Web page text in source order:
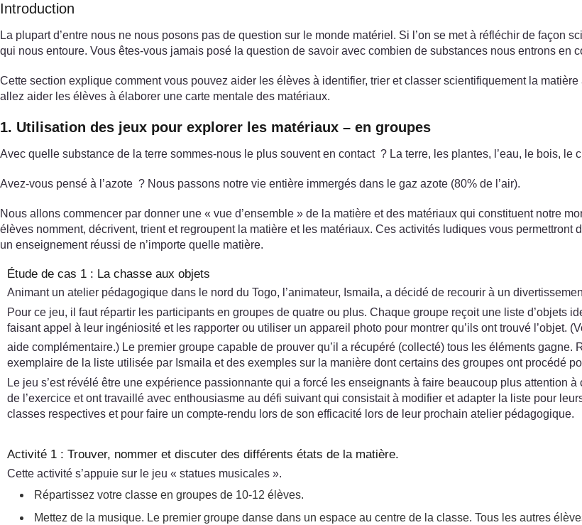
Introduction
La plupart d’entre nous ne nous posons pas de question sur le monde matériel. Si l’on se met à réfléchir de façon
qui nous entoure. Vous êtes-vous jamais posé la question de savoir avec combien de substances nous entrons en
Cette section explique comment vous pouvez aider les élèves à identifier, trier et classer scientifiquement la matière
allez aider les élèves à élaborer une carte mentale des matériaux.
1. Utilisation des jeux pour explorer les matériaux – en groupes
Avec quelle substance de la terre sommes-nous le plus souvent en contact ? La terre, les plantes, l’eau, le bois,
Avez-vous pensé à l’azote ? Nous passons notre vie entière immergés dans le gaz azote (80% de l’air).
Nous allons commencer par donner une « vue d’ensemble » de la matière et des matériaux qui constituent notre
élèves nomment, décrivent, trient et regroupent la matière et les matériaux. Ces activités ludiques vous
un enseignement réussi de n’importe quelle matière.
Étude de cas 1 : La chasse aux objets
Animant un atelier pédagogique dans le nord du Togo, l’animateur, Ismaila, a décidé de recourir à un
Pour ce jeu, il faut répartir les participants en groupes de quatre ou plus. Chaque groupe reçoit une liste d’objets
faisant appel à leur ingéniosité et les rapporter ou utiliser un appareil photo pour montrer qu’ils ont trouvé l’objet.
aide complémentaire.) Le premier groupe capable de prouver qu’il a récupéré (collecté) tous les éléments gagne.
exemplaire de la liste utilisée par Ismaila et des exemples sur la manière dont certains des groupes ont procédé
Le jeu s’est révélé être une expérience passionnante qui a forcé les enseignants à faire beaucoup plus attention
de l’exercice et ont travaillé avec enthousiasme au défi suivant qui consistait à modifier et adapter la liste pour
classes respectives et pour faire un compte-rendu lors de son efficacité lors de leur prochain atelier pédagogique.
Activité 1 : Trouver, nommer et discuter des différents états de la matière.
Cette activité s’appuie sur le jeu « statues musicales ».
Répartissez votre classe en groupes de 10-12 élèves.
Mettez de la musique. Le premier groupe danse dans un espace au centre de la classe. Tous les autres